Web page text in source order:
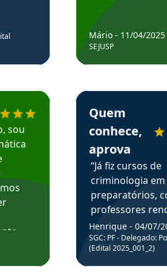
o Aprova Concursos em depoimento
sou
Mário - 11/04/2025
SEJUSP
Estudante Henrique
Quem
conhece,
aprova
“Já fiz cursos de
criminologia em
preparatórios,
professores
fiz curso em pós
graduação.
Professor do
sem dúvida, o
Henrique - 04/07/
SGC: PF - Delegado:
(Edital 2025_001_2)